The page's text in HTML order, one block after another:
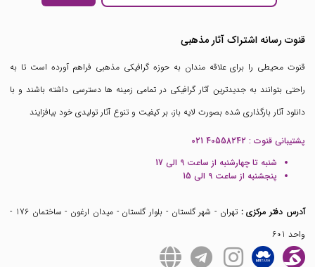
قنوت رسانه اشتراک آثار مذهبی
قنوت محیطی را برای علاقه مندان به حوزه گرافیکی مذهبی فراهم آورده است تا به
راحتی بتوانند به جدیدترین آثار گرافیکی در تمامی زمینه ها دسترسی داشته باشند و با
دانلود آثار بارگذاری شده بصورت لایه باز، بر کیفیت و تنوع آثار تولیدی خود بیافزایند
پشتیبانی قنوت : 021 40558242
شنبه تا چهارشنبه از ساعت 9 الی 17
پنجشنبه از ساعت 9 الی 15
آدرس دفتر مرکزی :
تهران - شهر گلستان - بلوار گلستان - میدان ارغون - ساختمان 176 -
واحد 601